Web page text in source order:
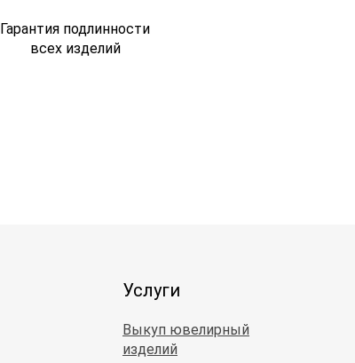
Гарантия подлинности
всех изделий
Услуги
Выкуп ювелирный
изделий